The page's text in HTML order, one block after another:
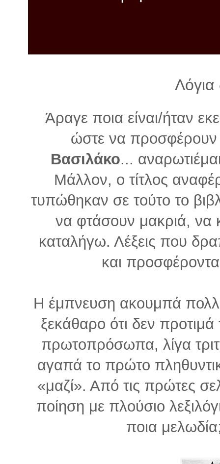
Λόγια
Άραγε ποια είναι/ήταν
ώστε να
Βασιλάκο...
Μάλλον, ο τίτλος
τυπώθηκαν σε τούτο το
να φτάσουν μακριά, να
καταλήγω. Λέξεις που
και
Η έμπνευση ακουμπά
ξεκάθαρο ότι δεν προτιμά
πρωτοπρόσωπα, λίγα
αγαπά το πρώτο
«μαζί». Από τις πρώτες
ποίηση με πλούσιο
ποια